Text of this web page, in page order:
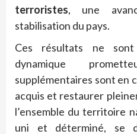
terroristes, une
stabilisation du pays.
Ces résultats ne
dynamique
supplémentaires sont en
acquis et restaurer
l’ensemble du territoire
uni et déterminé, se